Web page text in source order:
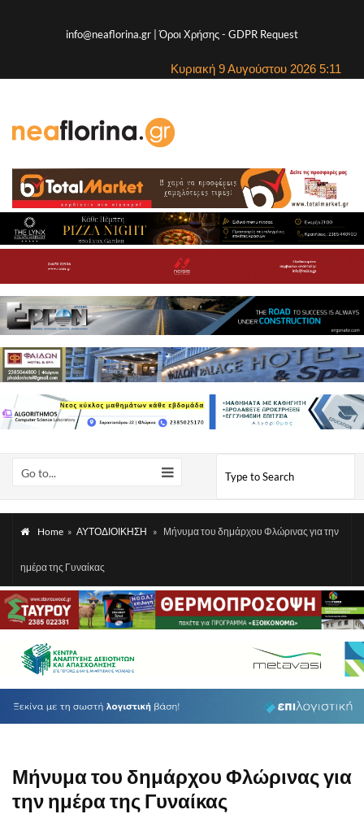
info@neaflorina.gr |Όροι Χρήσης- GDPR Request
Κυριακή 9 Αυγούστου 2026 5:11
Go to...
Home » ΑΥΤΟΔΙΟΙΚΗΣΗ » Μήνυμα του δημάρχου Φλώρινας για την
ημέρα της Γυναίκας
Μήνυμα του δημάρχου Φλώρινας για
την ημέρα της Γυναίκας